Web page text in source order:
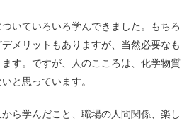
いていろいろ学んできました。もちろ
メリットもありますが、当然必要なも
す。ですが、人のこころは、化学物質
と思っています。
ら学んだこと、職場の人間関係、楽し